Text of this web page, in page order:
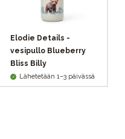
Elodie Details -
vesipullo Blueberry
Bliss Billy
Lähetetään 1–3 päivässä